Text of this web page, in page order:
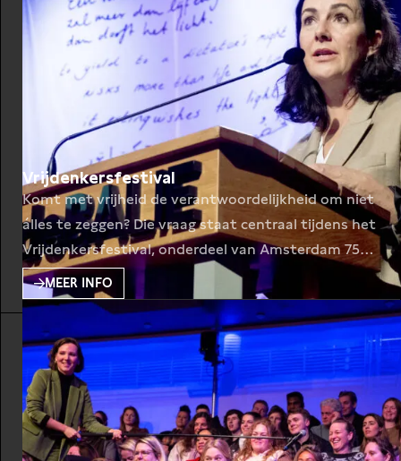
Vrijdenkersfestival
Komt met vrijheid de verantwoordelijkheid om niet
álles te zeggen? Die vraag staat centraal tijdens het
Vrijdenkersfestival, onderdeel van Amsterdam 750
jaar.MEER INFO